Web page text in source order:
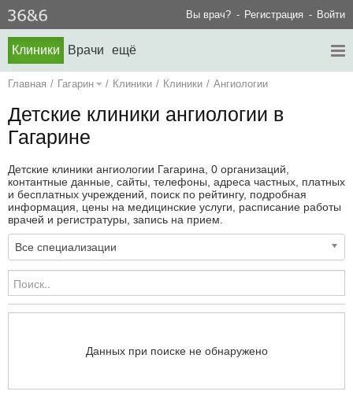
Вы врач? Регистрация Войти
Клиники Врачи ещё
Главная / Гагарин / Клиники / Клиники / Ангиологии
Детские клиники ангиологии в
Гагарине
Детские клиники ангиологии Гагарина, 0 организаций,
контантные данные, сайты, телефоны, адреса частных, платных
и бесплатных учреждений, поиск по рейтингу, подробная
информация, цены на медицинские услуги, расписание работы
врачей и регистратуры, запись на прием.
Все специализации
Данных при поиске не обнаружено